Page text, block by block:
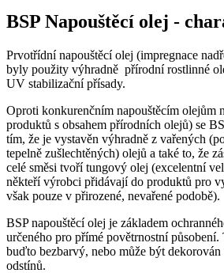
BSP Napouštěcí olej -
Prvotřídní napouštěcí olej (impregnace
byly použity výhradně přírodní rostlinné
UV stabilizační přísady.
Oproti konkurenčním napouštěcím olejům
produktů s obsahem přírodních olejů) se
tím, že je vystavěn výhradně z vařených
tepelně zušlechtěných) olejů a také to, že
celé směsi tvoří tungový olej (excelentní
někteří výrobci přidávají do produktů pro
však pouze v přirozené, nevařené podobě).
BSP napouštěcí olej je základem
určeného pro přímé povětrnostní působení.
buďto bezbarvý, nebo může být
odstínů.